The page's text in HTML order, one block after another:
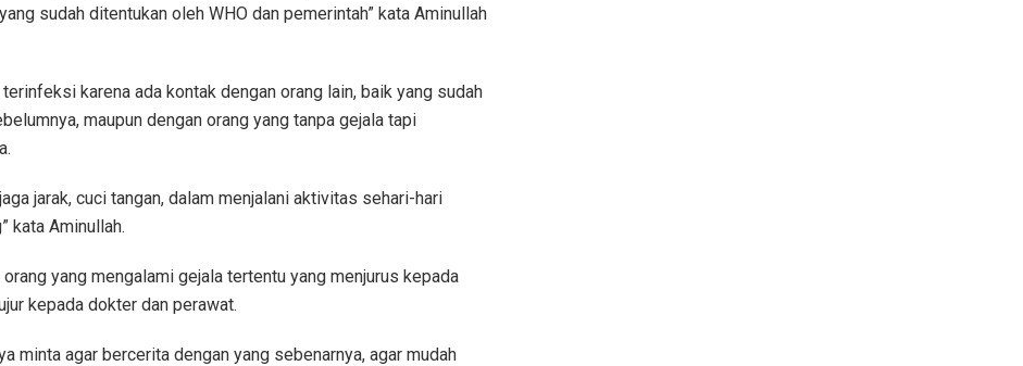
sudah ditentukan oleh WHO dan pemerintah” kata Aminullah
karena ada kontak dengan orang lain, baik yang sudah
maupun dengan orang yang tanpa gejala tapi
jarak, cuci tangan, dalam menjalani aktivitas sehari-hari
kata Aminullah.
yang mengalami gejala tertentu yang menjurus kepada
kepada dokter dan perawat.
minta agar bercerita dengan yang sebenarnya, agar mudah